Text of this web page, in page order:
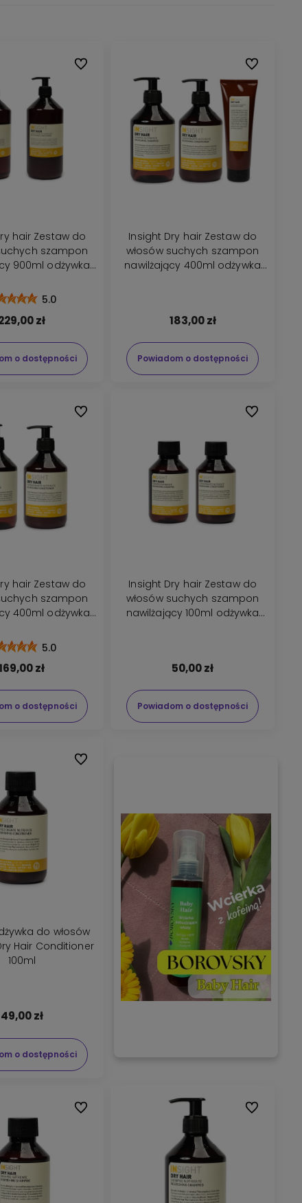
hair Zestaw do
szampon
900ml odżywka
5.0
zł
o dostępności
Do ulubionych
Insight Dry hair Zestaw do
włosów suchych szampon
nawilżający 400ml odżywka
183,00 zł
Powiadom o dostępności
Do
hair Zestaw do
szampon
400ml odżywka
5.0
zł
o dostępności
Do ulubionych
Insight Dry hair Zestaw do
włosów suchych szampon
nawilżający 100ml odżywka
50,00 zł
Powiadom o dostępności
Do
do włosów
Hair Conditioner
100ml
49,00 zł
o dostępności
Do ulubionych
Do ulubionych Do